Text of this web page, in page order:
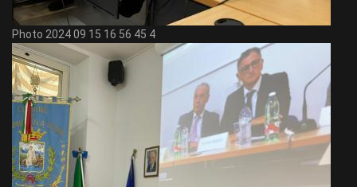
Photo 2024 09 15 16 56 45 4